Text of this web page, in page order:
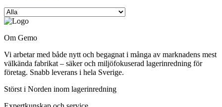
Om Gemo
Vi arbetar med både nytt och begagnat i många av marknadens mest
välkända fabrikat – säker och miljöfokuserad lagerinredning för
företag. Snabb leverans i hela Sverige.
Störst i Norden inom lagerinredning